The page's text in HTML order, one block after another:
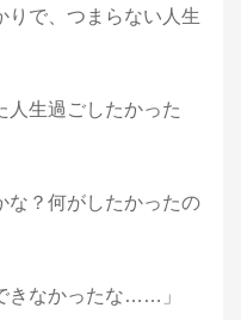
りで、つまらない人生
人生過ごしたかった
な？何がしたかったの
きなかったな……」